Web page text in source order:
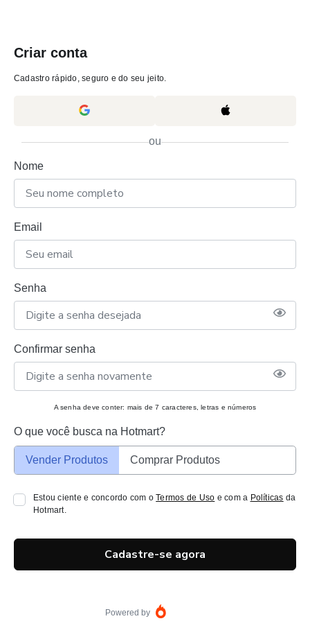
Criar conta
Cadastro rápido, seguro e do seu jeito.
ou
Nome
Email
Senha
Confirmar senha
A senha deve conter: mais de 7 caracteres, letras e números
O que você busca na Hotmart?
Vender Produtos Comprar Produtos
Estou ciente e concordo com oTermos de Uso e com a Políticas da
Hotmart.
Cadastre-se agora
Powered by